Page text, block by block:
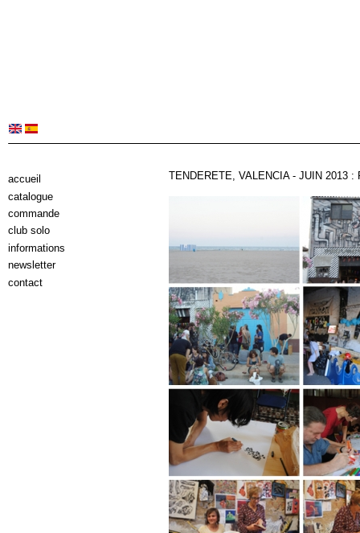
TENDERETE, VALENCIA - JUIN 2013 :
accueil
catalogue
commande
club solo
informations
newsletter
contact